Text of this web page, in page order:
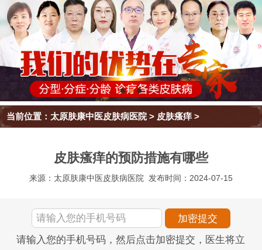
当前位置： 太原肤康中医皮肤病医院> 皮肤瘙痒>
皮肤瘙痒的预防措施有哪些
来源：太原肤康中医皮肤病医院 发布时间：2024-07-15
请输入您的手机号码，然后点击加密提交，医生将立